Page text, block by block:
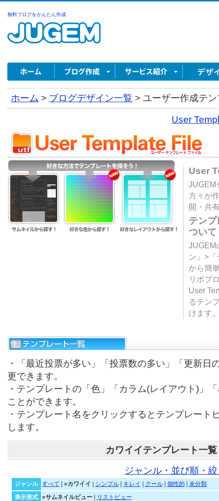
無料ブログをかんたん作成
ホーム > ブログデザイン一覧 > ユーザー作成テ
User
User
JUGEM
方々が
開・共
テン
ついて
JUGEM
ン」>
から簡
リポブ
User
るテン
けます
・「最近投票が多い」「投票数の多い」「更新日
更できます。
・テンプレートの「色」「カラム(レイアウト)」
ことができます。
・テンプレート名をクリックするとテンプレート
します。
カワイイテンプレート一覧
ジャンル・並び順・
ジャンル すべて »カワイイ シンプル| キレイ クール| 個性的
未分類
表示形式
»サムネイルビュー|
リストビュー